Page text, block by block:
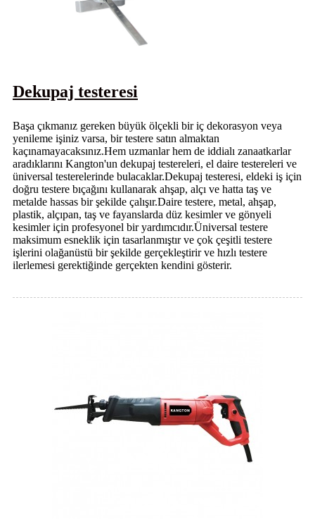
Dekupaj testeresi
Başa çıkmanız gereken büyük ölçekli bir iç dekorasyon veya
yenileme işiniz varsa, bir testere satın almaktan
kaçınamayacaksınız.Hem uzmanlar hem de iddialı zanaatkarlar
aradıklarını Kangton'un dekupaj testereleri, el daire testereleri ve
üniversal testerelerinde bulacaklar.Dekupaj testeresi, eldeki iş için
doğru testere bıçağını kullanarak ahşap, alçı ve hatta taş ve
metalde hassas bir şekilde çalışır.Daire testere, metal, ahşap,
plastik, alçıpan, taş ve fayanslarda düz kesimler ve gönyeli
kesimler için profesyonel bir yardımcıdır.Üniversal testere
maksimum esneklik için tasarlanmıştır ve çok çeşitli testere
işlerini olağanüstü bir şekilde gerçekleştirir ve hızlı testere
ilerlemesi gerektiğinde gerçekten kendini gösterir.